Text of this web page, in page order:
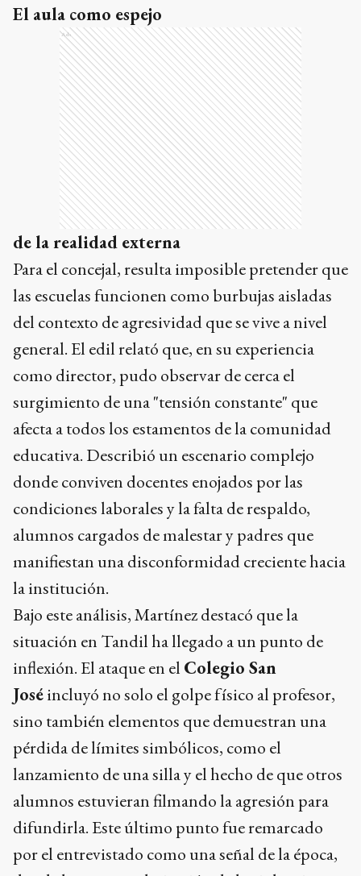
El aula como espejo
Ads
de la realidad externa
Para el concejal, resulta imposible pretender que
las escuelas funcionen como burbujas aisladas
del contexto de agresividad que se vive a nivel
general. El edil relató que, en su experiencia
como director, pudo observar de cerca el
surgimiento de una "tensión constante" que
afecta a todos los estamentos de la comunidad
educativa. Describió un escenario complejo
donde conviven docentes enojados por las
condiciones laborales y la falta de respaldo,
alumnos cargados de malestar y padres que
manifiestan una disconformidad creciente hacia
la institución.
Bajo este análisis, Martínez destacó que la
situación en Tandil ha llegado a un punto de
inflexión. El ataque en el Colegio San
Joséincluyó no solo el golpe físico al profesor,
sino también elementos que demuestran una
pérdida de límites simbólicos, como el
lanzamiento de una silla y el hecho de que otros
alumnos estuvieran filmando la agresión para
difundirla. Este último punto fue remarcado
por el entrevistado como una señal de la época,